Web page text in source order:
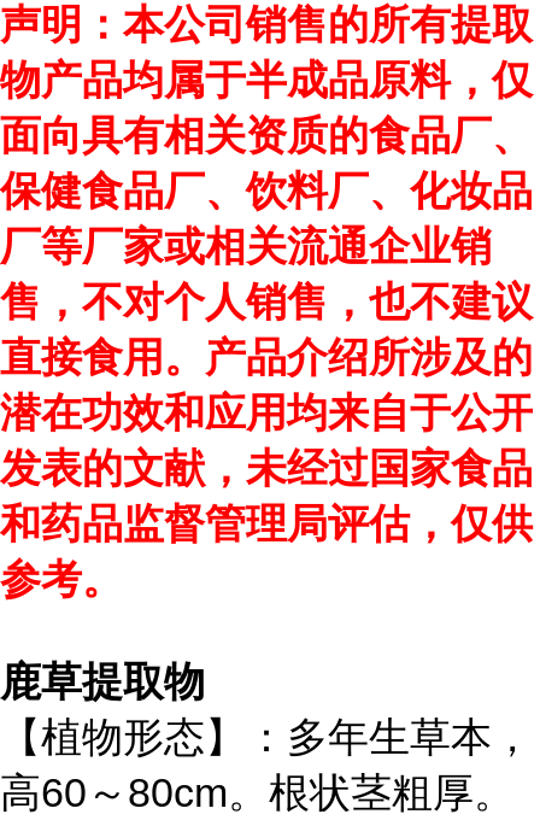
声明：本公司销售的所有提取
物产品均属于半成品原料，仅
面向具有相关资质的食品厂、
保健食品厂、饮料厂、化妆品
厂等厂家或相关流通企业销
售，不对个人销售，也不建议
直接食用。产品介绍所涉及的
潜在功效和应用均来自于公开
发表的文献，未经过国家食品
和药品监督管理局评估，仅供
参考。
鹿草提取物
【植物形态】：多年生草本，
高60～80cm。根状茎粗厚。